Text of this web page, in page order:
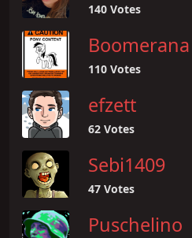
140 Votes
Boomerana
110 Votes
efzett
62 Votes
Sebi1409
47 Votes
Puschelino